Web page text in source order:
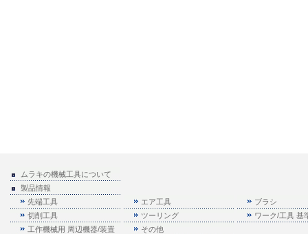
ムラキの機械工具について
製品情報
先端工具
エア工具
ブラシ
切削工具
ツーリング
ワーク/工具 基
工作機械用 周辺機器/装置
その他